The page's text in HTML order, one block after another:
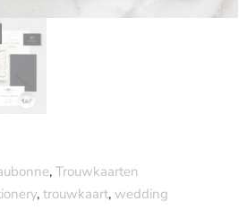
, Trouwkaarten
, trouwkaart, wedding